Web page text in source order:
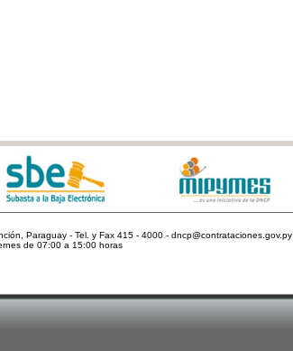
Paraguay - Tel. y Fax 415 - 4000 - dncp@contrataciones.gov.py
de 07:00 a 15:00 horas